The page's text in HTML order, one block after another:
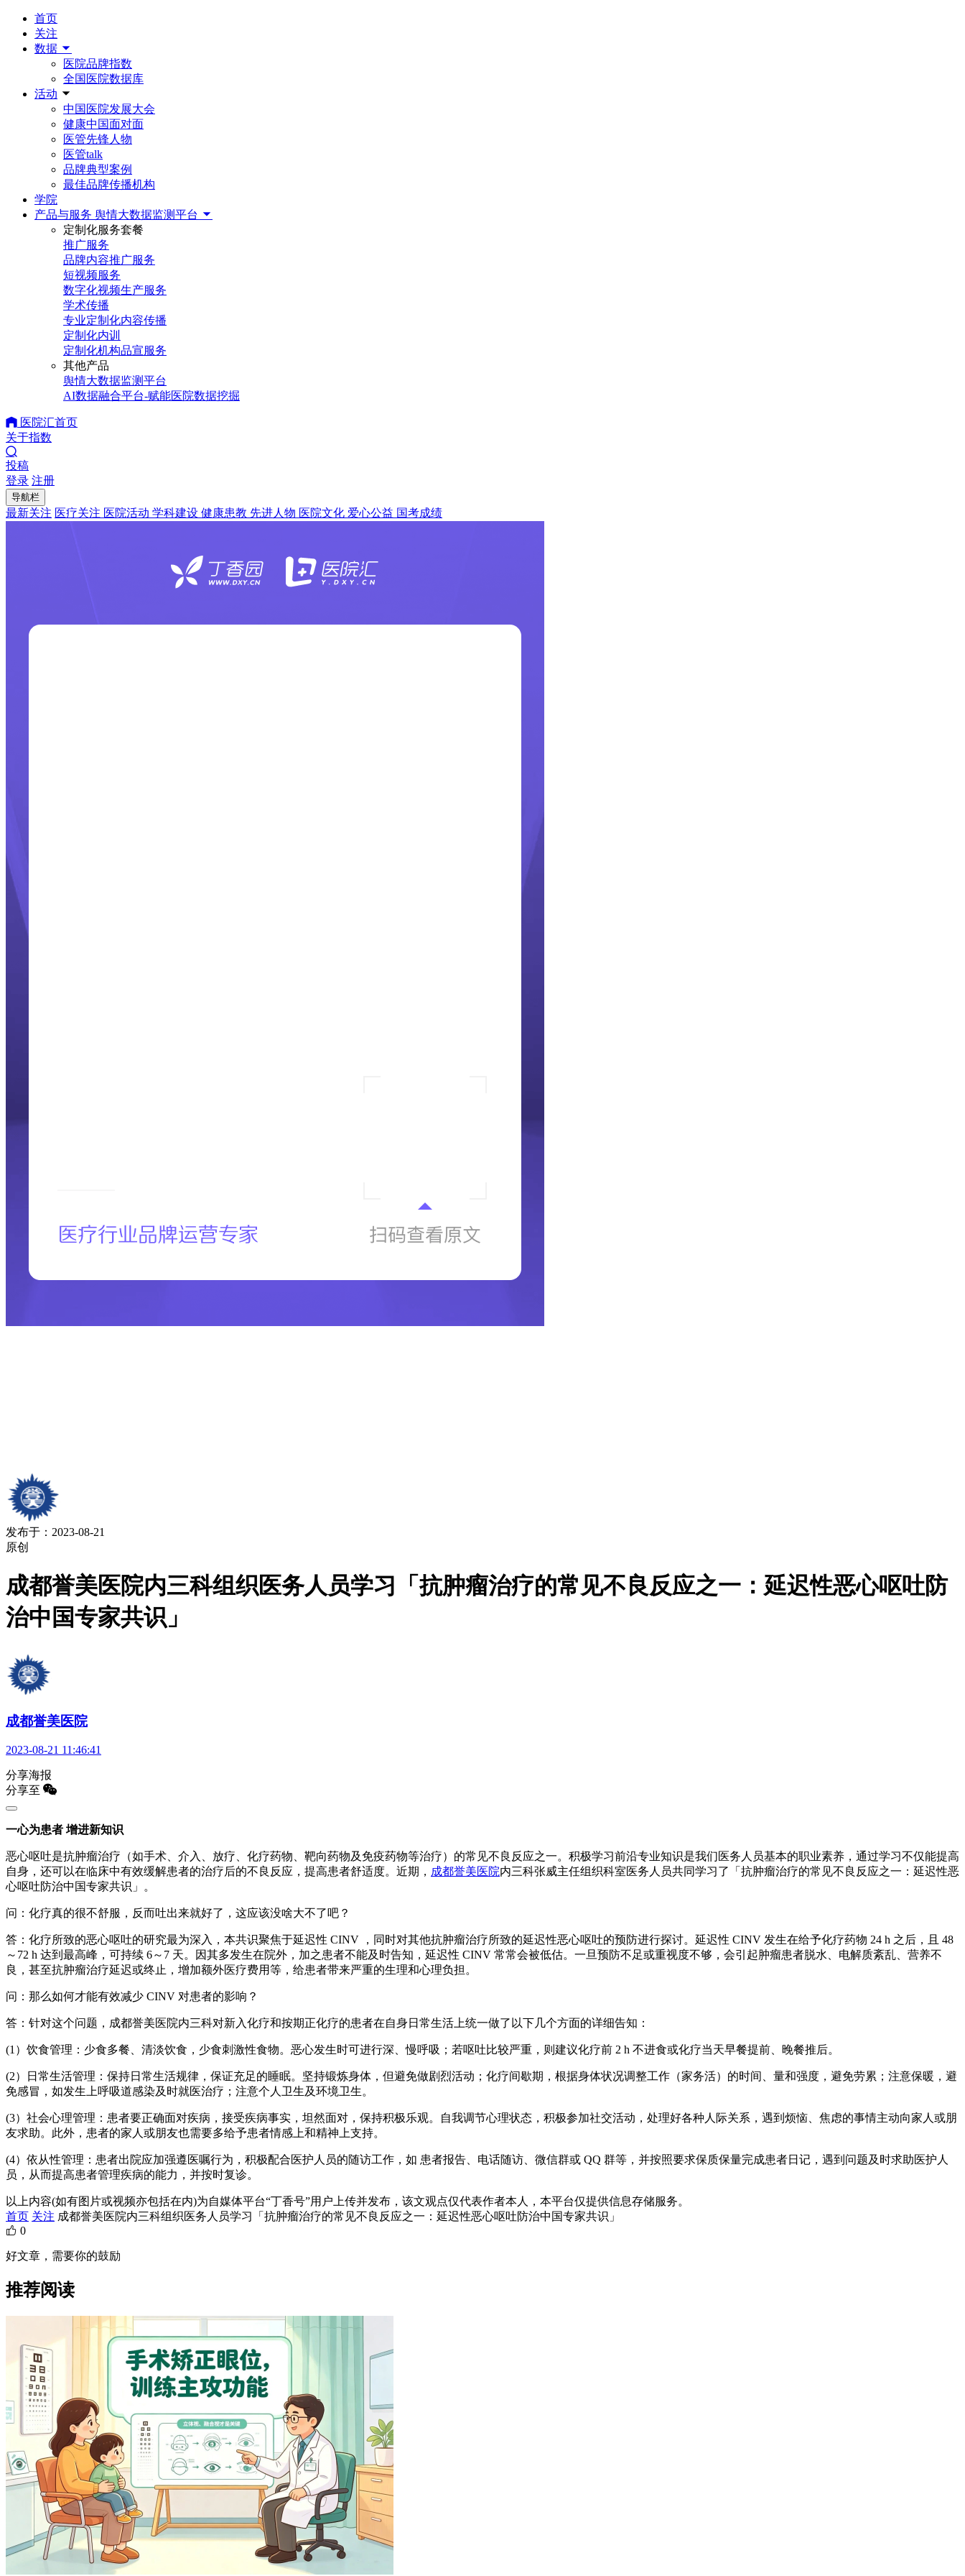
首页
关注
数据
医院品牌指数
全国医院数据库
活动
中国医院发展大会
健康中国面对面
医管先锋人物
医管talk
品牌典型案例
最佳品牌传播机构
学院
产品与服务 舆情大数据监测平台
定制化服务套餐
推广服务
品牌内容推广服务
短视频服务
数字化视频生产服务
学术传播
专业定制化内容传播
定制化内训
定制化机构品宣服务
其他产品
舆情大数据监测平台
AI数据融合平台-赋能医院数据挖掘
医院汇首页
关于指数
投稿
登录 注册
导航栏
最新关注 医疗关注 医院活动 学科建设 健康患教 先进人物 医院文化 爱心公益 国考成绩
发布于：2023-08-21
原创
成都誉美医院内三科组织医务人员学习「抗肿瘤治疗的常见不良反应之一：延迟性恶心呕吐防
治中国专家共识」
成都誉美医院
2023-08-21 11:46:41
分享海报
分享至
一心为患者 增进新知识
恶心呕吐是抗肿瘤治疗（如手术、介入、放疗、化疗药物、靶向药物及免疫药物等治疗）的常见不良反应之一。积极学习前沿专业知识是我们医务人员基本的职业素养，通过学习不仅能提高
自身，还可以在临床中有效缓解患者的治疗后的不良反应，提高患者舒适度。近期， 成都誉美医院内三科张威主任组织科室医务人员共同学习了「抗肿瘤治疗的常见不良反应之一：延迟性恶
心呕吐防治中国专家共识」。
问：化疗真的很不舒服，反而吐出来就好了，这应该没啥大不了吧？
答：化疗所致的恶心呕吐的研究最为深入，本共识聚焦于延迟性 CINV ，同时对其他抗肿瘤治疗所致的延迟性恶心呕吐的预防进行探讨。延迟性 CINV 发生在给予化疗药物 24 h 之后，且 48
～72 h 达到最高峰，可持续 6～7 天。因其多发生在院外，加之患者不能及时告知，延迟性 CINV 常常会被低估。一旦预防不足或重视度不够，会引起肿瘤患者脱水、电解质紊乱、营养不
良，甚至抗肿瘤治疗延迟或终止，增加额外医疗费用等，给患者带来严重的生理和心理负担。
问：那么如何才能有效减少 CINV 对患者的影响？
答：针对这个问题，成都誉美医院内三科对新入化疗和按期正化疗的患者在自身日常生活上统一做了以下几个方面的详细告知：
(1）饮食管理：少食多餐、清淡饮食，少食刺激性食物。恶心发生时可进行深、慢呼吸；若呕吐比较严重，则建议化疗前 2 h 不进食或化疗当天早餐提前、晚餐推后。
(2）日常生活管理：保持日常生活规律，保证充足的睡眠。坚持锻炼身体，但避免做剧烈活动；化疗间歇期，根据身体状况调整工作（家务活）的时间、量和强度，避免劳累；注意保暖，避
免感冒，如发生上呼吸道感染及时就医治疗；注意个人卫生及环境卫生。
(3）社会心理管理：患者要正确面对疾病，接受疾病事实，坦然面对，保持积极乐观。自我调节心理状态，积极参加社交活动，处理好各种人际关系，遇到烦恼、焦虑的事情主动向家人或朋
友求助。此外，患者的家人或朋友也需要多给予患者情感上和精神上支持。
(4）依从性管理：患者出院应加强遵医嘱行为，积极配合医护人员的随访工作，如 患者报告、电话随访、微信群或 QQ 群等，并按照要求保质保量完成患者日记，遇到问题及时求助医护人
员，从而提高患者管理疾病的能力，并按时复诊。
以上内容(如有图片或视频亦包括在内)为自媒体平台“丁香号”用户上传并发布，该文观点仅代表作者本人，本平台仅提供信息存储服务。
首页 关注 成都誉美医院内三科组织医务人员学习「抗肿瘤治疗的常见不良反应之一：延迟性恶心呕吐防治中国专家共识」
0
好文章，需要你的鼓励
推荐阅读